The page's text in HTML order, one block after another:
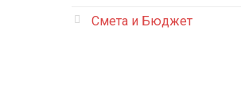
Смета и Бюджет